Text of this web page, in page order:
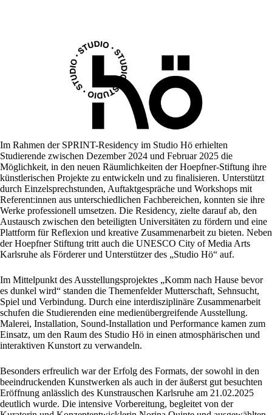
i
n
g
e
n
Im Rahmen der SPRINT-Residency im Studio Hö erhielten
Studierende zwischen Dezember 2024 und Februar 2025 die
Möglichkeit, in den neuen Räumlichkeiten der Hoepfner-Stiftung ihre
künstlerischen Projekte zu entwickeln und zu finalisieren. Unterstützt
durch Einzelsprechstunden, Auftaktgespräche und Workshops mit
Referent:innen aus unterschiedlichen Fachbereichen, konnten sie ihre
Werke professionell umsetzen. Die Residency, zielte darauf ab, den
Austausch zwischen den beteiligten Universitäten zu fördern und eine
Plattform für Reflexion und kreative Zusammenarbeit zu bieten. Neben
der Hoepfner Stiftung tritt auch die UNESCO City of Media Arts
Karlsruhe als Förderer und Unterstützer des „Studio Hö“ auf.
Im Mittelpunkt des Ausstellungsprojektes „Komm nach Hause bevor
es dunkel wird“ standen die Themenfelder Mutterschaft, Sehnsucht,
Spiel und Verbindung. Durch eine interdisziplinäre Zusammenarbeit
schufen die Studierenden eine medienübergreifende Ausstellung.
Malerei, Installation, Sound-Installation und Performance kamen zum
Einsatz, um den Raum des Studio Hö in einen atmosphärischen und
interaktiven Kunstort zu verwandeln.
Besonders erfreulich war der Erfolg des Formats, der sowohl in den
beeindruckenden Kunstwerken als auch in der äußerst gut besuchten
Eröffnung anlässlich des Kunstrauschen Karlsruhe am 21.02.2025
deutlich wurde. Die intensive Vorbereitung, begleitet von der